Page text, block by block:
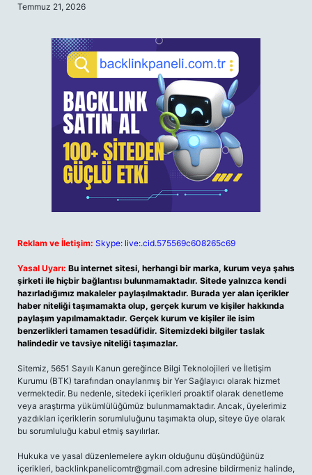
Temmuz 21, 2026
Reklam ve İletişim: Skype: live:.cid.575569c608265c69
Yasal Uyarı: Bu internet sitesi, herhangi bir marka, kurum veya şahıs
şirketi ile hiçbir bağlantısı bulunmamaktadır. Sitede yalnızca kendi
hazırladığımız makaleler paylaşılmaktadır. Burada yer alan içerikler
haber niteliği taşımamakta olup, gerçek kurum ve kişiler hakkında
paylaşım yapılmamaktadır. Gerçek kurum ve kişiler ile isim
benzerlikleri tamamen tesadüfidir. Sitemizdeki bilgiler taslak
halindedir ve tavsiye niteliği taşımazlar.
Sitemiz, 5651 Sayılı Kanun gereğince Bilgi Teknolojileri ve İletişim
Kurumu (BTK) tarafından onaylanmış bir Yer Sağlayıcı olarak hizmet
vermektedir. Bu nedenle, sitedeki içerikleri proaktif olarak denetleme
veya araştırma yükümlülüğümüz bulunmamaktadır. Ancak, üyelerimiz
yazdıkları içeriklerin sorumluluğunu taşımakta olup, siteye üye olarak
bu sorumluluğu kabul etmiş sayılırlar.
Hukuka ve yasal düzenlemelere aykırı olduğunu düşündüğünüz
içerikleri, backlinkpanelicomtr@gmail.com adresine bildirmeniz halinde,